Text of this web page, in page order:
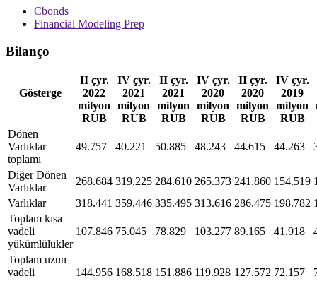
Cbonds
Financial Modeling Prep
Bilanço
Gösterge
II çyr.
2022
milyon
RUB
IV çyr.
2021
milyon
RUB
II çyr.
2021
milyon
RUB
IV çyr.
2020
milyon
RUB
II çyr.
2020
milyon
RUB
IV çyr.
2019
milyon
RUB
Dönen
Varlıklar
toplamı
49.757 40.221 50.885 48.243 44.615 44.263
Diğer Dönen
Varlıklar
268.684 319.225 284.610 265.373 241.860 154.519
Varlıklar
318.441 359.446 335.495 313.616 286.475 198.782
Toplam kısa
vadeli
yükümlülükler
107.846 75.045 78.829 103.277 89.165 41.918
Toplam uzun
vadeli
144.956 168.518 151.886 119.928 127.572 72.157